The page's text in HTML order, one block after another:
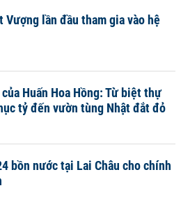
Vượng lần đầu tham gia vào hệ
Huấn Hoa Hồng: Từ biệt thự
tỷ đến vườn tùng Nhật đắt đỏ
bồn nước tại Lai Châu cho chính